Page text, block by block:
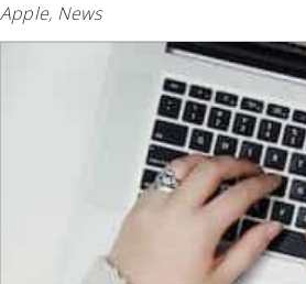
Apple, News